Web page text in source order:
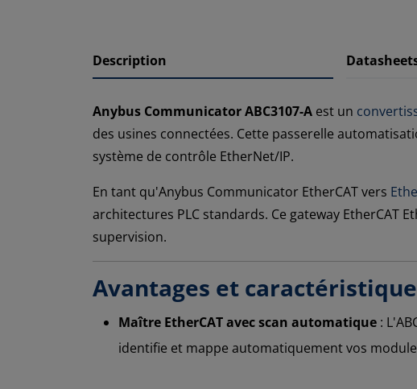
Description
Anybus Communicator ABC3107-A est un
des usines connectées. Cette passerelle
système de contrôle EtherNet/IP.
En tant qu'Anybus Communicator EtherCAT vers
architectures PLC standards. Ce gateway
supervision.
Avantages et
Maître EtherCAT avec scan automatique :
identifie et mappe automatiquement vos